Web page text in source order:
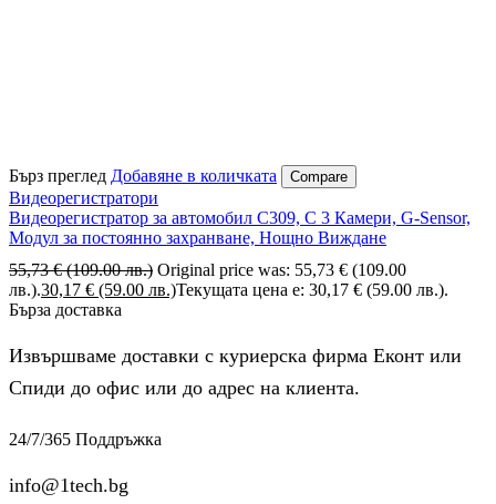
Бърз преглед Добавяне в количката Compare
Видеорегистратори
Видеорегистратор за автомобил C309, С 3 Камери, G-Sensor,
Модул за постоянно захранване, Нощно Виждане
55,73€ (109.00 лв.) Original price was: 55,73 € (109.00
лв.).30,17 € (59.00 лв.)Текущата цена е: 30,17 € (59.00 лв.).
Бърза доставка
Извършваме доставки с куриерска фирма Еконт или
Спиди до офис или до адрес на клиента.
24/7/365 Поддръжка
info@1tech.bg